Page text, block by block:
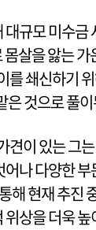
규모 미수금
살을 앓는
를 쇄신하기
은 것으로 풀
견이 있는 그
나 다양한
해 현재 추진
상을 더욱